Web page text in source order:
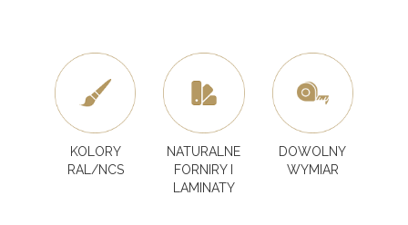
KOLORY
RAL/NCS
NATURALNE
FORNIRY I
LAMINATY
DOWOLNY
WYMIAR